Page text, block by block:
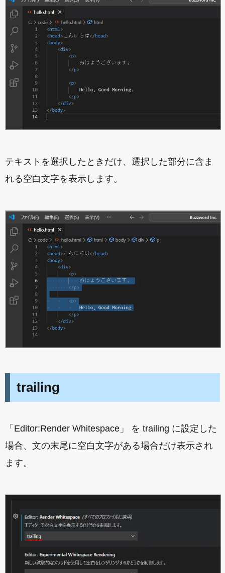
テキストを選択したときだけ、選択した部分に含ま
れる空白文字を表示します。
trailing
「Editor:Render Whitespace」 を trailing に設定した
場合、文の末尾に空白文字がある場合だけ表示され
ます。